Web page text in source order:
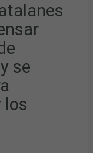
se
los